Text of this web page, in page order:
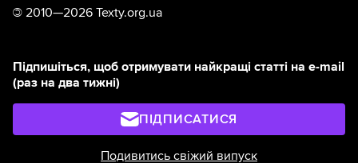
© 2010—2026 Texty.org.ua
Підпишіться, щоб отримувати найкращі статті на e-mail
(раз на два тижні)
ПІДПИСАТИСЯ
Подивитись свіжий випуск